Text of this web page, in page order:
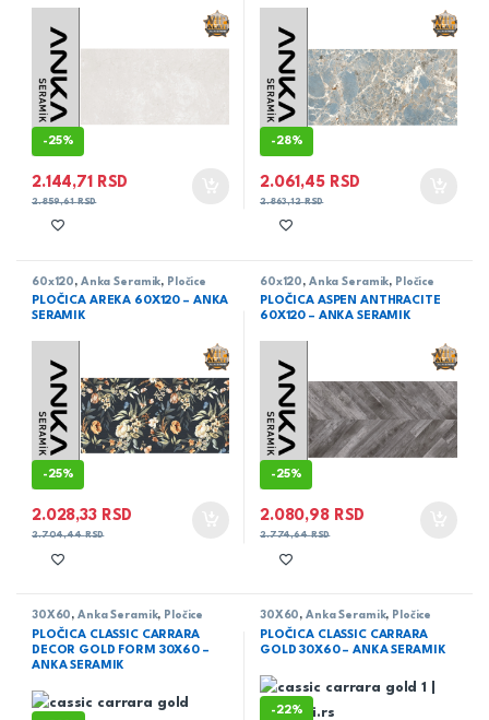
-25%
2.144,71 RSD
2.859,61RSD
-28%
2.061,45 RSD
2.863,12RSD
60x120 , Anka Seramik, Pločice
PLOČICA AREKA 60X120 – ANKA
SERAMIK
-25%
2.028,33 RSD
2.704,44RSD
60x120 , Anka Seramik, Pločice
PLOČICA ASPEN ANTHRACITE
60X120 – ANKA SERAMIK
-25%
2.080,98 RSD
2.774,64RSD
30X60 ,Anka Seramik, Pločice
PLOČICA CLASSIC CARRARA
DECOR GOLD FORM 30X60 –
ANKA SERAMIK
30X60 ,Anka Seramik, Pločice
PLOČICA CLASSIC CARRARA
GOLD 30X60 – ANKA SERAMIK
-22%